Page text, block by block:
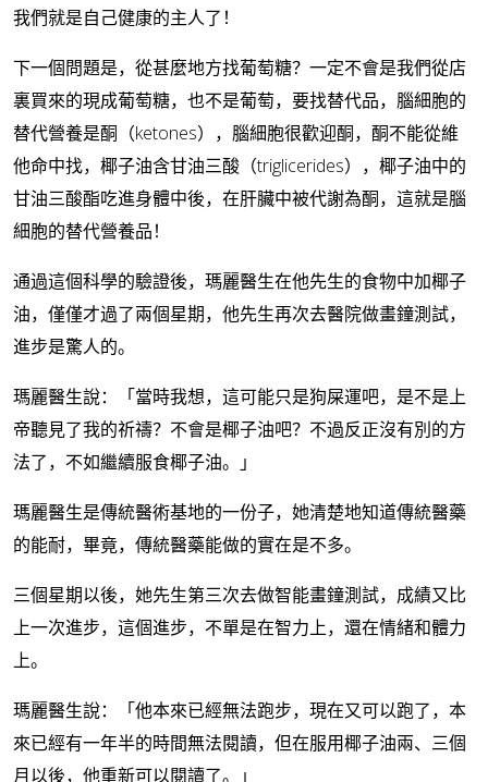
我們就是自己健康的主人了！
下一個問題是，從甚麼地方找葡萄糖？一定不會是我們從店
裏買來的現成葡萄糖，也不是葡萄，要找替代品，腦細胞的
替代營養是酮（ketones），腦細胞很歡迎酮，酮不能從維
他命中找，椰子油含甘油三酸（triglicerides），椰子油中的
甘油三酸酯吃進身體中後，在肝臟中被代謝為酮，這就是腦
細胞的替代營養品！
通過這個科學的驗證後，瑪麗醫生在他先生的食物中加椰子
油，僅僅才過了兩個星期，他先生再次去醫院做畫鐘測試，
進步是驚人的。
瑪麗醫生說：「當時我想，這可能只是狗屎運吧，是不是上
帝聽見了我的祈禱？不會是椰子油吧？不過反正沒有別的方
法了，不如繼續服食椰子油。」
瑪麗醫生是傳統醫術基地的一份子，她清楚地知道傳統醫藥
的能耐，畢竟，傳統醫藥能做的實在是不多。
三個星期以後，她先生第三次去做智能畫鐘測試，成績又比
上一次進步，這個進步，不單是在智力上，還在情緒和體力
上。
瑪麗醫生說：「他本來已經無法跑步，現在又可以跑了，本
來已經有一年半的時間無法閱讀，但在服用椰子油兩、三個
月以後，他重新可以閱讀了。」